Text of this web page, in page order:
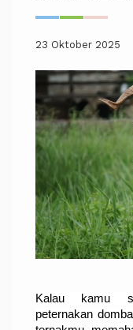
23 Oktober 2025
Kalau kamu
peternakan